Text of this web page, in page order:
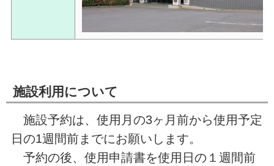
施設利用について
施設予約は、使用月の3ヶ月前から使用予定
日の1週間前までにお願いします。
予約の後、使用申請書を使用日の１週間前